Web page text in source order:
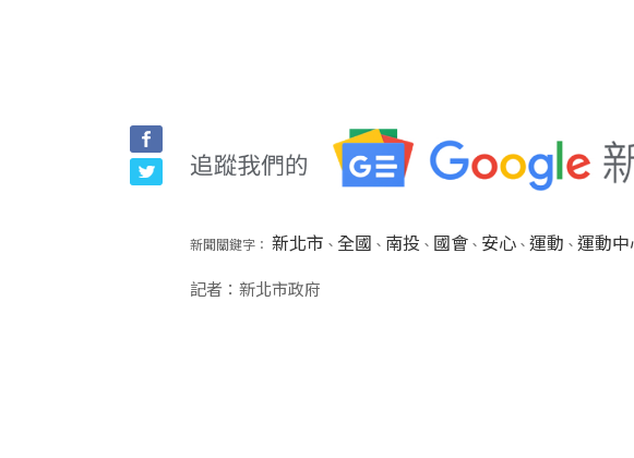
新聞關鍵字： 新北市 、 全國 、 南投 、 國會、 安心、 運動 、 運動中
記者：新北市政府